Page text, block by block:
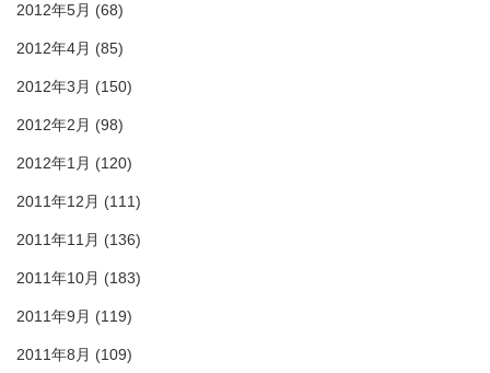
2012年5月 (68)
2012年4月 (85)
2012年3月 (150)
2012年2月 (98)
2012年1月 (120)
2011年12月 (111)
2011年11月 (136)
2011年10月 (183)
2011年9月 (119)
2011年8月 (109)